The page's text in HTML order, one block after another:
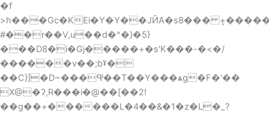
�f
>h���Gc�KEi�Y�Y��JӢA�s8���
#��r��V,u��d�^�}�5}
���D8�i�Gj�����+�s'K���-�<�/
������v��;bˠ�
��C}]�D~���ᒅ��T��Y���ѧg�F�'��
X@�ʔ,R���i�@��[��2!
��g��+������L�4��&�1�z�L�_?